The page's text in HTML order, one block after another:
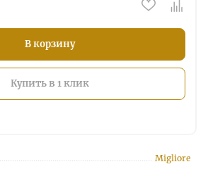
В корзину
Купить в 1 клик
Migliore